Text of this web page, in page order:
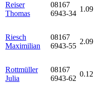
Reiser
Thomas
08167
6943-34
1.09
Riesch
Maximilian
08167
6943-55
2.09
Rottmüller
Julia
08167
6943-62
0.12